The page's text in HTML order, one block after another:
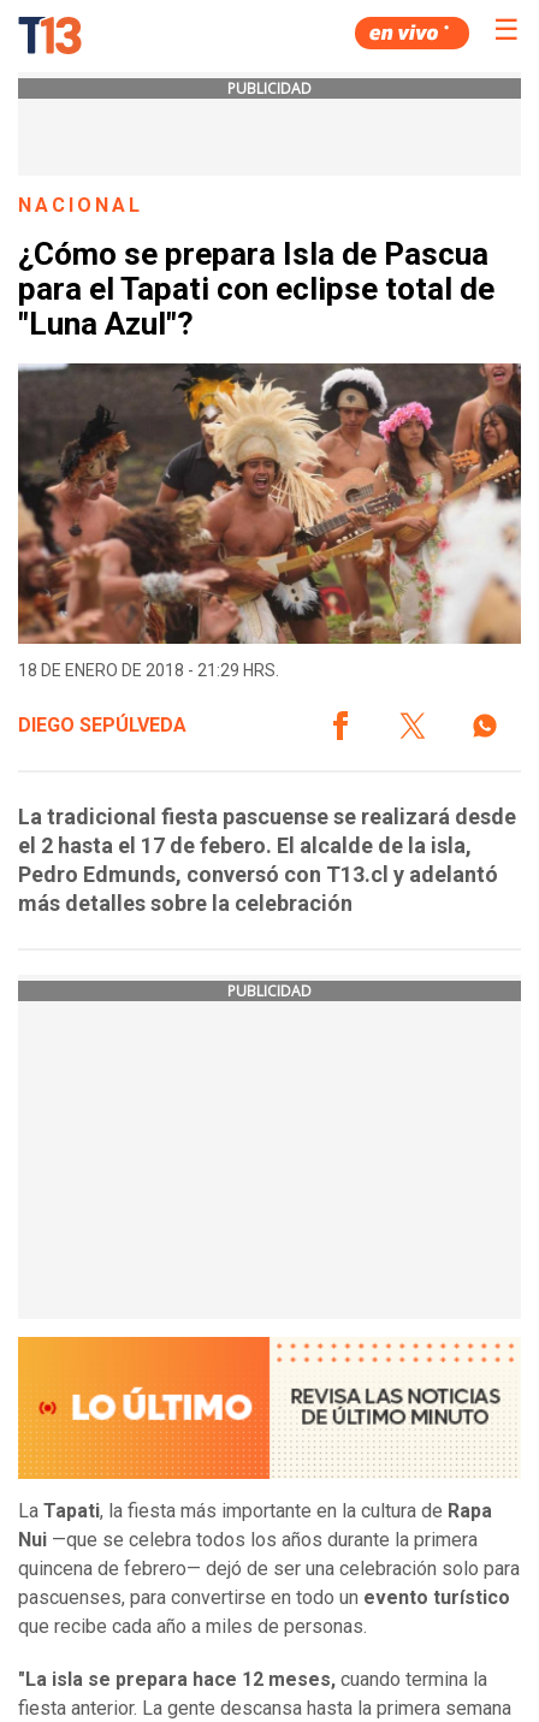
☰
PUBLICIDAD
NACIONAL
¿Cómo se prepara Isla de Pascua
para el Tapati con eclipse total de
"Luna Azul"?
18 DE ENERO DE 2018 - 21:29 HRS.
DIEGO SEPÚLVEDA
La tradicional fiesta pascuense se realizará desde
el 2 hasta el 17 de febero. El alcalde de la isla,
Pedro Edmunds, conversó con T13.cl y adelantó
más detalles sobre la celebración
PUBLICIDAD
La Tapati, la fiesta más importante en la cultura de Rapa
Nui —que se celebra todos los años durante la primera
quincena de febrero— dejó de ser una celebración solo para
pascuenses, para convertirse en todo un evento turístico
que recibe cada año a miles de personas.
"La isla se prepara hace 12 meses, cuando termina la
fiesta anterior. La gente descansa hasta la primera semana